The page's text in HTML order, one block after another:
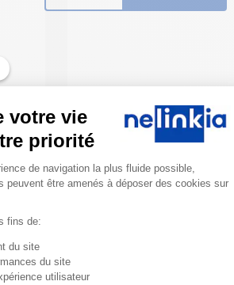
votre vie
priorité
Gestion du
de navigation la plus fluide possible,
peuvent être amenés à déposer des cookies sur
fins de:
du site
du site
utilisateur
Axeptio consent